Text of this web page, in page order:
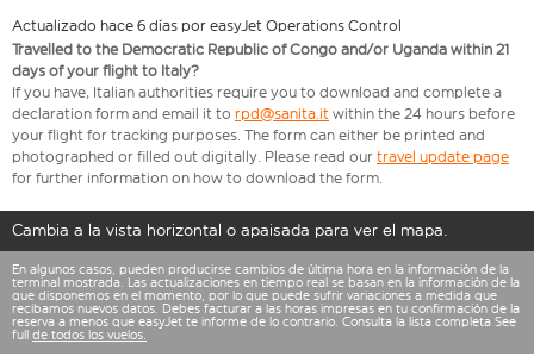
Actualizado hace 6 días por easyJet Operations Control
Travelled to the Democratic Republic of Congo and/or Uganda within 21
days of your flight to Italy?
If you have, Italian authorities require you to download and complete a
declaration form and email it to rpd@sanita.it within the 24 hours before
your flight for tracking purposes. The form can either be printed and
photographed or filled out digitally. Please read our travel update page
for further information on how to download the form.
Cambia a la vista horizontal o apaisada para ver el mapa.
En algunos casos, pueden producirse cambios de última hora en la información de la
terminal mostrada. Las actualizaciones en tiempo real se basan en la información de la
que disponemos en el momento, por lo que puede sufrir variaciones a medida que
recibamos nuevos datos. Debes facturar a las horas impresas en tu confirmación de la
reserva a menos que easyJet te informe de lo contrario. Consulta la lista completa See
full de todos los vuelos.